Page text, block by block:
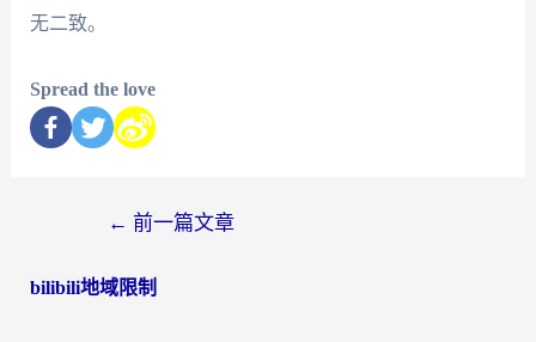
无二致。
Spread the love
← 前一篇文章
bilibili地域限制